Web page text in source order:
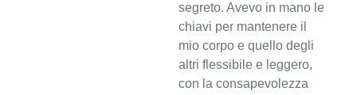
segreto. Avevo in mano le
chiavi per mantenere il
mio corpo e quello degli
altri flessibile e leggero,
con la consapevolezza